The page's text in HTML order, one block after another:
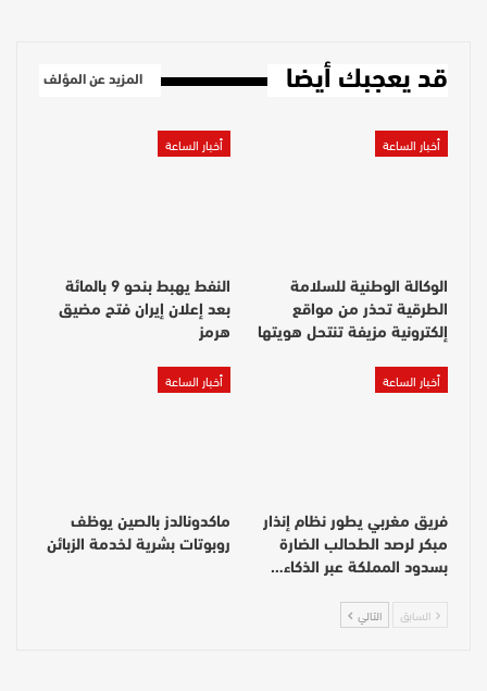
قد يعجبك أيضا المزيد عن المؤلف
أخبار الساعة
الوكالة الوطنية للسلامة
الطرقية تحذر من مواقع
إلكترونية مزيفة تنتحل هويتها
أخبار الساعة
النفط يهبط بنحو 9 بالمائة
بعد إعلان إيران فتح مضيق
هرمز
أخبار الساعة
فريق مغربي يطور نظام إنذار
مبكر لرصد الطحالب الضارة
بسدود المملكة عبر الذكاء…
أخبار الساعة
ماكدونالدز بالصين يوظف
روبوتات بشرية لخدمة الزبائن
السابق التالي